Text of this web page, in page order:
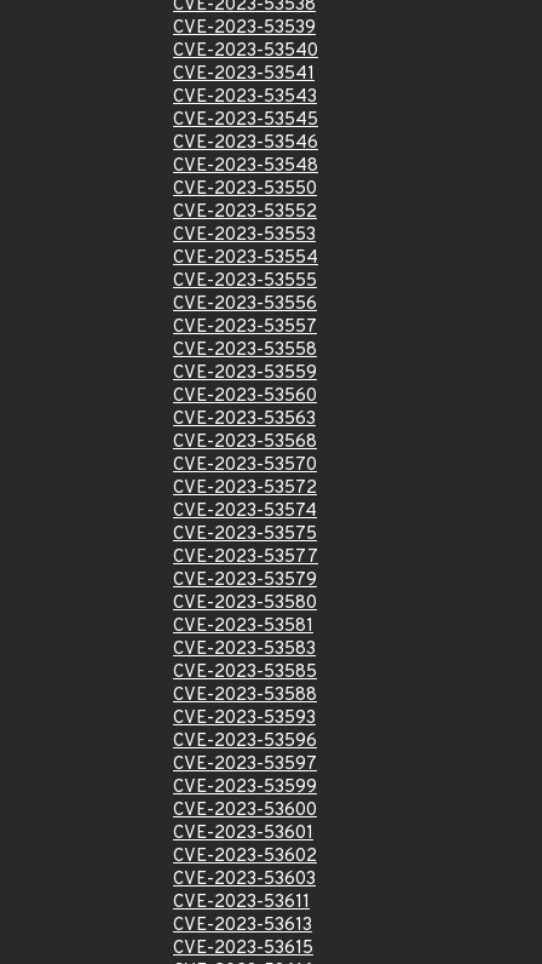
CVE-2023-53538
CVE-2023-53539
CVE-2023-53540
CVE-2023-53541
CVE-2023-53543
CVE-2023-53545
CVE-2023-53546
CVE-2023-53548
CVE-2023-53550
CVE-2023-53552
CVE-2023-53553
CVE-2023-53554
CVE-2023-53555
CVE-2023-53556
CVE-2023-53557
CVE-2023-53558
CVE-2023-53559
CVE-2023-53560
CVE-2023-53563
CVE-2023-53568
CVE-2023-53570
CVE-2023-53572
CVE-2023-53574
CVE-2023-53575
CVE-2023-53577
CVE-2023-53579
CVE-2023-53580
CVE-2023-53581
CVE-2023-53583
CVE-2023-53585
CVE-2023-53588
CVE-2023-53593
CVE-2023-53596
CVE-2023-53597
CVE-2023-53599
CVE-2023-53600
CVE-2023-53601
CVE-2023-53602
CVE-2023-53603
CVE-2023-53611
CVE-2023-53613
CVE-2023-53615